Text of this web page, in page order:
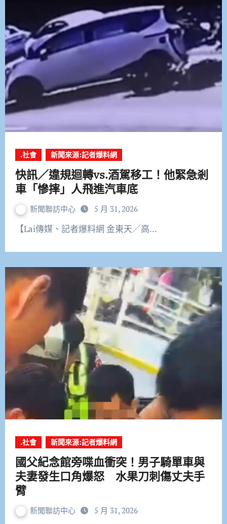
.社會 新聞來源:記者爆料網
快訊／違規迴轉vs.酒駕移工！他緊急剎
車「慘摔」人飛進汽車底
新聞聯訪中心 5 月 31, 2026
【Lai傳媒、記者爆料網 金東天／高…
.社會 新聞來源:記者爆料網
國父紀念館旁喋血衝突！男子騎單車與
夫妻發生口角爆怒 水果刀刺傷丈夫手
臂
新聞聯訪中心 5 月 31, 2026